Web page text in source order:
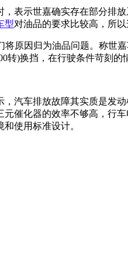
表示世嘉确实存在部分排
型对油品的要求比较高，所
原因归为油品问题。称
)换挡，在行驶条件苛刻
汽车排放故障其实质是发
催化器的效率不够高，行
使用标准设计。